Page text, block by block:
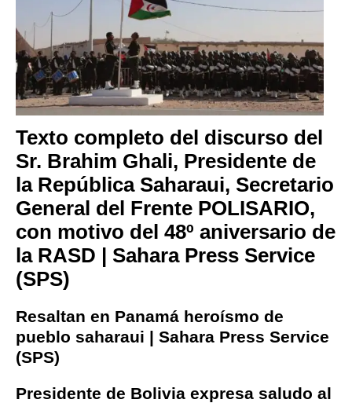
Texto completo del discurso del
Sr. Brahim Ghali, Presidente de
la República Saharaui, Secretario
General del Frente POLISARIO,
con motivo del 48º aniversario de
la RASD | Sahara Press Service
(SPS)
Resaltan en Panamá heroísmo de
pueblo saharaui | Sahara Press Service
(SPS)
Presidente de Bolivia expresa saludo al